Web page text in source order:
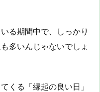
る期間中で、しっかり
多いんじゃないでしょ
くる「縁起の良い日」